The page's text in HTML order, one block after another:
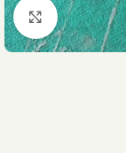
Click to enlarge